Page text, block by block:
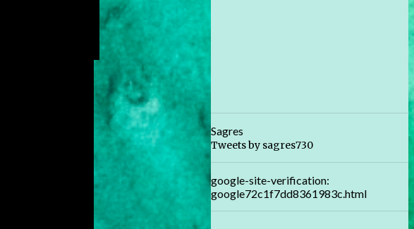
Sagres
Tweets by sagres730
google-site-verification:
google72c1f7dd8361983c.html